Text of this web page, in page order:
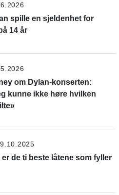
spille en sjeldenhet for
14 år
om Dylan-konserten:
kunne ikke høre hvilken
er de ti beste låtene som fyller